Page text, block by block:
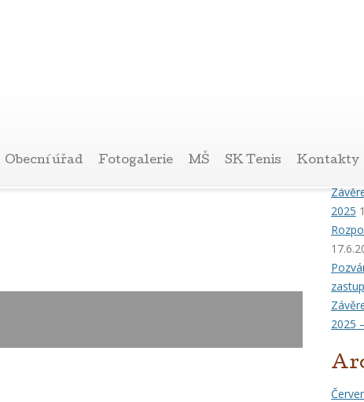
Obecní úřad Fotogalerie MŠ SK Tenis Kontakty
2025
2025